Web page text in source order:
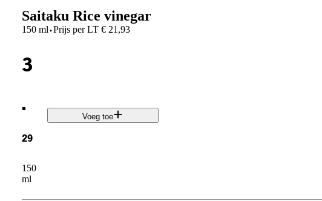
Saitaku Rice vinegar
150 ml·Prijs per LT€ 21,93
3
.
29
150
ml
Voeg toe